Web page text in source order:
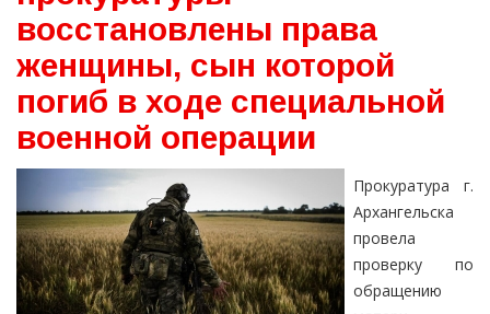
восстановлены права
женщины, сын которой
погиб в ходе специальной
военной операции
Прокуратура г.
Архангельска
провела
проверку по
обращению